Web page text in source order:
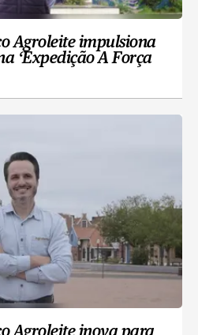
Agroleite impulsiona
‘Expedição A Força